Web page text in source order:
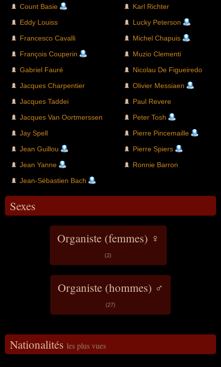
Count Basie
Eddy Louiss
Francesco Cavalli
François Couperin
Gabriel Fauré
Jacques Charpentier
Jacques Taddei
Jacques Van Oortmerssen
Jay Spell
Jean Guillou
Jean Yanne
Jean-Sébastien Bach
Karl Richter
Lucky Peterson
Michel Chapuis
Muzio Clementi
Nicolau De Figueiredo
Olivier Messiaen
Paul Revere
Peter Tosh
Pierre Pincemaille
Pierre Spiers
Ronnie Barron
Sexes
Organiste (femmes) ♀
(2)
Organiste (hommes) ♂
(27)
Nationalités les plus vues